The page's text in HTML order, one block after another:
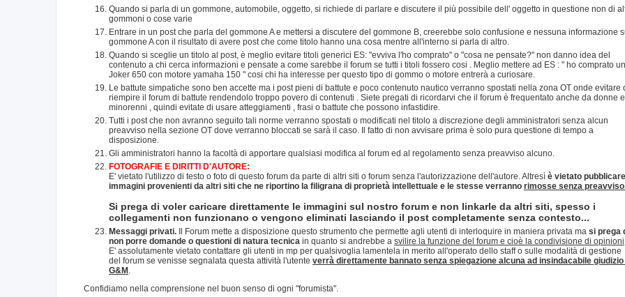
Quando si parla di un gommone, automobile, oggetto, si richiede di parlare e discutere il più possibile dell' oggetto in questione non di
gommoni o cose varie
Entrare in un post che parla del gommone A e mettersi a discutere del gommone B, creerebbe solo confusione e nessuna informazione
gommone A con il risultato di avere post che come titolo hanno una cosa mentre all'interno si parla di altro.
Quando si sceglie un titolo al post, è meglio evitare titoli generici ES: "evviva l'ho comprato" o "cosa ne pensate?" non danno idea del
contenuto a chi cerca informazioni e pensate a come sarebbe il forum se tutti i titoli fossero cosi . Meglio mettere ad ES : " ho comprato un
Joker 650 con motore yamaha 150 " cosi chi ha interesse per questo tipo di gommo o motore entrerà a curiosare.
Le battute simpatiche sono ben accette ma i post pieni di battute e poco contenuto nautico verranno spostati nella zona OT onde evitare
riempire il forum di battute rendendolo troppo povero di contenuti . Siete pregati di ricordarvi che il forum è frequentato anche da donne e
minorenni , quindi evitate di usare atteggiamenti , frasi o battute che possono infastidire.
Tutti i post che non avranno seguito tali norme verranno spostati o modificati nel titolo a discrezione degli amministratori senza alcun
preavviso nella sezione OT dove verranno bloccati se sarà il caso. Il fatto di non avvisare prima è solo pura questione di tempo a
disposizione.
Gli amministratori hanno la facoltà di apportare qualsiasi modifica al forum ed al regolamento senza preavviso alcuno.
FOTOGRAFIE E DIRITTI D'AUTORE:
E' vietato l'utilizzo di testo o foto di questo forum da parte di altri siti o forum senza l'autorizzazione dell'autore. Altresì è vietato pubblicare
immagini provenienti da altri siti che ne riportino la filigrana di proprietà intellettuale e le stesse verranno rimosse senza
Si prega di voler caricare direttamente le immagini sul nostro forum e non linkarle da altri siti, spesso i
collegamenti non funzionano o vengono eliminati lasciando il post completamente senza contesto...
Messaggi privati. Il Forum mette a disposizione questo strumento che permette agli utenti di interloquire in maniera privata ma si prega
non porre domande o questioni di natura tecnica in quanto si andrebbe a svilire la funzione del forum e cioè la condivisione di opinioni
E' assolutamente vietato contattare gli utenti in mp per qualsivoglia lamentela in merito all'operato dello staff o sulle modalità di gestione
del forum se venisse segnalata questa attività l'utente verrà direttamente bannato senza spiegazione alcuna ad insindacabile giudizio
G&M
Confidiamo nella comprensione nel buon senso di ogni "forumista".